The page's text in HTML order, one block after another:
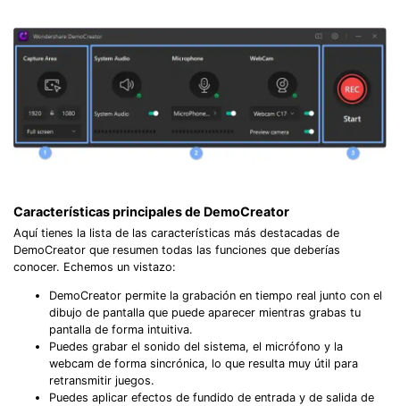
Características principales de DemoCreator󠀲󠀧󠀨󠀦󠀤󠀧󠀨󠀣󠀳
Aquí tienes la lista de las características más destacadas de
DemoCreator que resumen todas las funciones que deberías
conocer.󠀲󠀧󠀨󠀦󠀤󠀧󠀨󠀤󠀳󠀰 Echemos un vistazo:
DemoCreator permite la grabación en tiempo real junto con el
dibujo de pantalla que puede aparecer mientras grabas tu
pantalla de forma intuitiva.󠀲󠀧󠀨󠀦󠀤󠀧󠀨󠀦󠀳
Puedes grabar el sonido del sistema, el micrófono y la
webcam de forma sincrónica, lo que resulta muy útil para
retransmitir juegos.󠀲󠀧󠀨󠀦󠀤󠀧󠀨󠀧󠀳
Puedes aplicar efectos de fundido de entrada y de salida de